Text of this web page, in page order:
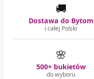
🚚
Dostawa do Bytom
i całej Polski
🌸
500+ bukietów
do wyboru